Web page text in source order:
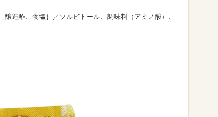
造酢、食塩｝／ソルビトール、調味料（アミノ酸）、